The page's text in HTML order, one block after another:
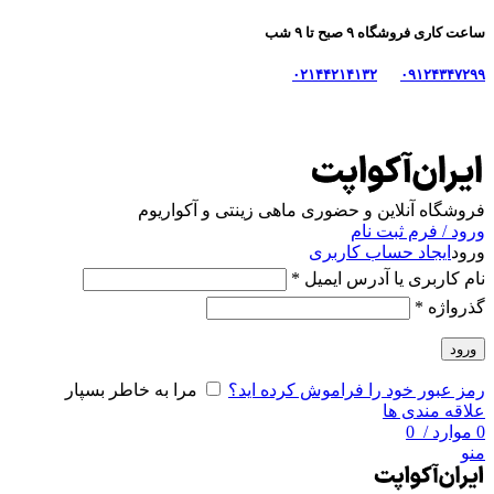
ساعت کاری فروشگاه ۹ صبح تا ۹ شب
۰۹۱۲۴۳۴۷۲۹۹ ۰۲۱۴۴۲۱۴۱۳۲
فروشگاه آنلاین و حضوری ماهی‌ زینتی و آکواریوم
ورود / فرم ثبت نام
ورود ایجاد حساب کاربری
نام کاربری یا آدرس ایمیل *
گذرواژه *
ورود
رمز عبور خود را فراموش کرده اید؟
مرا به خاطر بسپار
علاقه مندی ها
0 موارد /
منو